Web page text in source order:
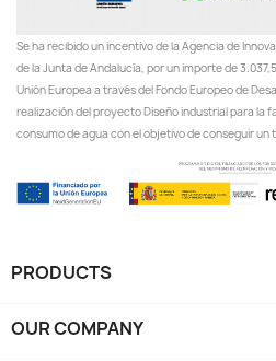
Se ha recibido un incentivo de la Agencia de
de la Junta de Andalucía, por un importe de
Unión Europea a través del Fondo Europeo de
realización del proyecto Diseño industrial para la
consumo de agua con el objetivo de conseguir
PRODUCTS
OUR COMPANY